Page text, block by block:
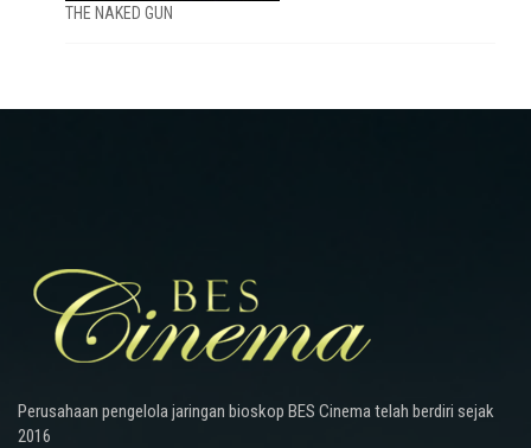
THE NAKED GUN
Perusahaan pengelola jaringan bioskop BES Cinema telah berdiri sejak
2016